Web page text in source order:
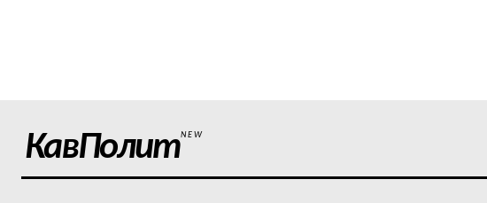
КавПолитNEW